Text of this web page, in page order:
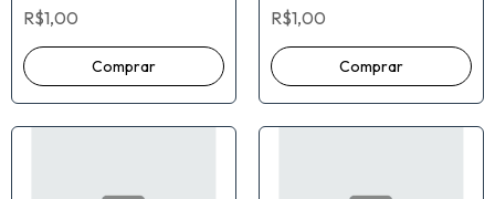
R$1,00 R$1,00